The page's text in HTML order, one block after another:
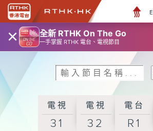
× 全新 RTHK On The Go
一手掌握 RTHK 電台、電視節目
電視
31
電視
32
電台
R1